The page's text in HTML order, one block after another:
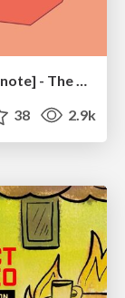
[Rails World 2023 - Day 1 Closing Keynote] - The Magic of Rails
38 2.9k